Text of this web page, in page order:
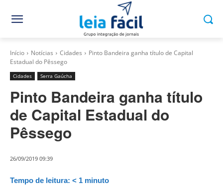
Início Notícias Cidades
Pinto Bandeira ganha título de Capital
Estadual do Pêssego
Cidades Serra Gaúcha
Pinto Bandeira ganha título
de Capital Estadual do
Pêssego
26/09/2019 09:39
Tempo de leitura: < 1 minuto